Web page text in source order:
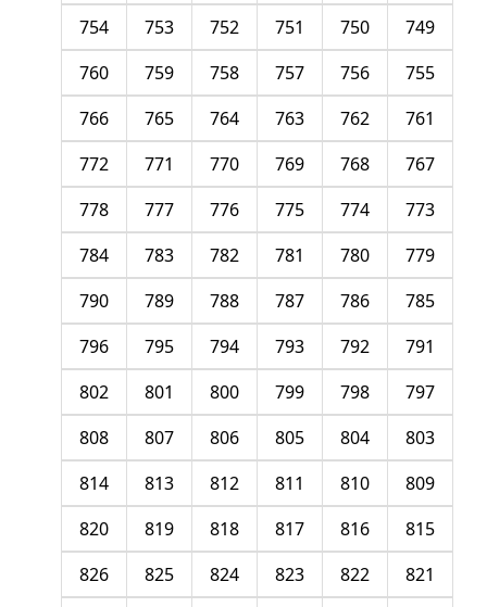
749
750
751
752
753
754
755
756
757
758
759
760
761
762
763
764
765
766
767
768
769
770
771
772
773
774
775
776
777
778
779
780
781
782
783
784
785
786
787
788
789
790
791
792
793
794
795
796
797
798
799
800
801
802
803
804
805
806
807
808
809
810
811
812
813
814
815
816
817
818
819
820
821
822
823
824
825
826